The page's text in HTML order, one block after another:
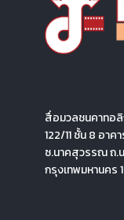
สื่อมวลชนคาทอลิ
122/11 ชั้น 8 อา
ซ.นาคสุวรรณ ถ.
กรุงเทพมหานคร